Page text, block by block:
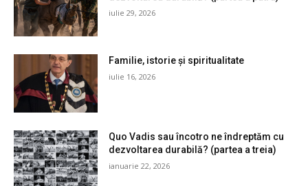
iulie 29, 2026
Familie, istorie și spiritualitate
iulie 16, 2026
Quo Vadis sau încotro ne îndreptăm cu
dezvoltarea durabilă? (partea a treia)
ianuarie 22, 2026